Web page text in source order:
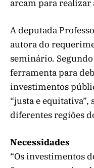
arcam para realizar
A deputada
autora do
seminário.
ferramenta para
investimentos
“justa e equitativa”,
diferentes regiões
Necessidades
“Os investimentos